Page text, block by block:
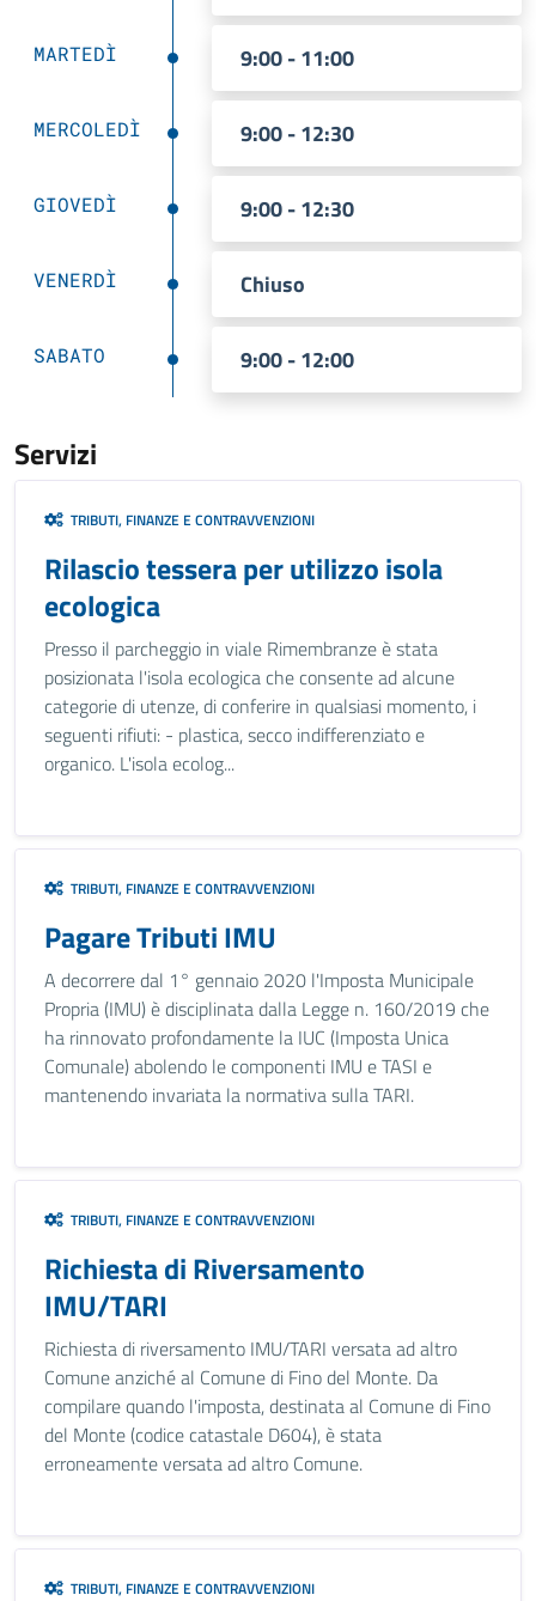
MARTEDÌ 9:00 - 11:00
MERCOLEDÌ 9:00 - 12:30
GIOVEDÌ 9:00 - 12:30
VENERDÌ Chiuso
SABATO 9:00 - 12:00
Servizi
TRIBUTI, FINANZE E CONTRAVVENZIONI
Rilascio tessera per utilizzo isola
ecologica
Presso il parcheggio in viale Rimembranze è stata
posizionata l'isola ecologica che consente ad alcune
categorie di utenze, di conferire in qualsiasi momento, i
seguenti rifiuti: - plastica, secco indifferenziato e
organico. L'isola ecolog...
TRIBUTI, FINANZE E CONTRAVVENZIONI
Pagare Tributi IMU
A decorrere dal 1° gennaio 2020 l'Imposta Municipale
Propria (IMU) è disciplinata dalla Legge n. 160/2019 che
ha rinnovato profondamente la IUC (Imposta Unica
Comunale) abolendo le componenti IMU e TASI e
mantenendo invariata la normativa sulla TARI.
TRIBUTI, FINANZE E CONTRAVVENZIONI
Richiesta di Riversamento
IMU/TARI
Richiesta di riversamento IMU/TARI versata ad altro
Comune anziché al Comune di Fino del Monte. Da
compilare quando l'imposta, destinata al Comune di Fino
del Monte (codice catastale D604), è stata
erroneamente versata ad altro Comune.
TRIBUTI, FINANZE E CONTRAVVENZIONI